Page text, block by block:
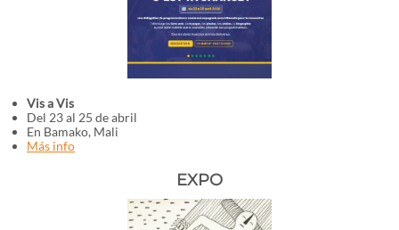
Vis a Vis
Del 23 al 25 de abril
En Bamako, Mali
Más info
EXPO